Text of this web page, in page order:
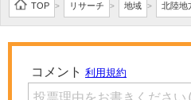
TOP > リサーチ > 地域 > 北陸地